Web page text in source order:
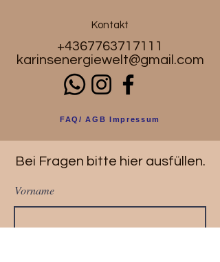
Kontakt
+4367763717111
karinsenergiewelt@gmail.com
FAQ/ AGB Impressum
Bei Fragen bitte hier ausfüllen.
Vorname